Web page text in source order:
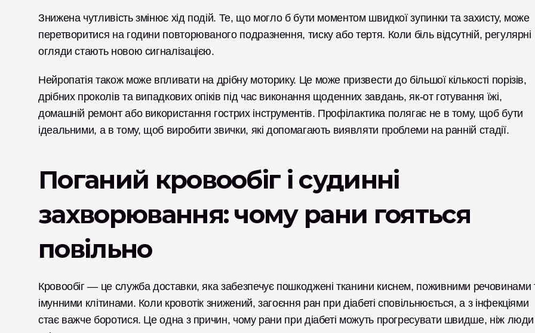
Знижена чутливість змінює хід подій. Те, що могло б бути моментом швидкої зупинки та захисту, може
перетворитися на години повторюваного подразнення, тиску або тертя. Коли біль відсутній, регулярні
огляди стають новою сигналізацією.
Нейропатія також може впливати на дрібну моторику. Це може призвести до більшої кількості порізів,
дрібних проколів та випадкових опіків під час виконання щоденних завдань, як-от готування їжі,
домашній ремонт або використання гострих інструментів. Профілактика полягає не в тому, щоб бути
ідеальними, а в тому, щоб виробити звички, які допомагають виявляти проблеми на ранній стадії.
Поганий кровообіг і судинні
захворювання: чому рани гояться
повільно
Кровообіг — це служба доставки, яка забезпечує пошкоджені тканини киснем, поживними речовинами
імунними клітинами. Коли кровотік знижений, загоєння ран при діабеті сповільнюється, а з інфекціями
стає важче боротися. Це одна з причин, чому рани при діабеті можуть прогресувати швидше, ніж люди